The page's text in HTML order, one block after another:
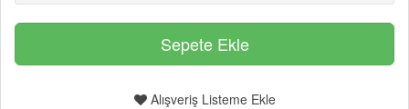
Alışveriş Listeme Ekle